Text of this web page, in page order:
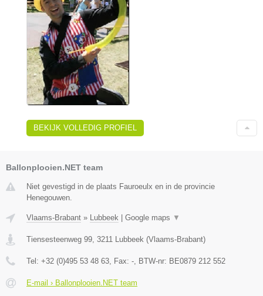
BEKIJK VOLLEDIG PROFIEL
Ballonplooien.NET team
Niet gevestigd in de plaats Fauroeulx en in de provincie
Henegouwen.
Vlaams-Brabant » Lubbeek Google maps ▼
Tiensesteenweg 99, 3211 Lubbeek (Vlaams-Brabant)
Tel: +32 (0)495 53 48 63, Fax: -, BTW-nr: BE0879 212 552
E-mail › Ballonplooien.NET team